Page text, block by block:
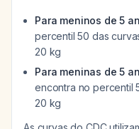
Para meninos de 5
percentil 50 das
20 kg
Para meninas de 5
encontra no percentil
20 kg